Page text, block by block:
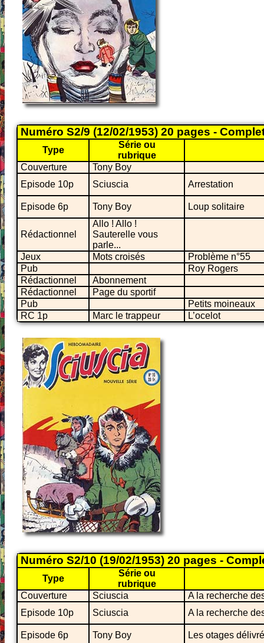
Numéro S2/9 (12/02/1953) 20 pages -
Type
Série ou
rubrique
Couverture
Tony Boy
Episode 10p
Sciuscia Arrestation
Episode 6p Tony Boy Loup solitaire
Rédactionnel
Allo ! Allo !
Sauterelle vous
parle...
Jeux
Mots croisés
Problème n°55
Pub
Roy Rogers
Rédactionnel
Abonnement
Rédactionnel
Page du sportif
Pub
Petits moineaux
RC 1p
Marc le trappeur L’ocelot
Numéro S2/10 (19/02/1953) 20 pages -
Type
Série ou
rubrique
Couverture
Sciuscia
A la recherche
Episode 10p
Sciuscia A la recherche
Episode 6p Tony Boy Les otages